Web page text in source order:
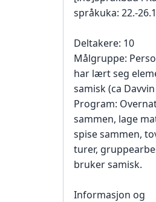
språkuka: 22.-
Deltakere: 10
Målgruppe:
har lært seg
samisk (ca
Program:
sammen, lage
spise sammen,
turer,
bruker samisk.
Informasjon og